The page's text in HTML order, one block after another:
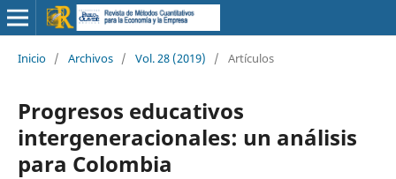
Inicio / Archivos / Vol. 28 (2019) / Artículos
Progresos educativos
intergeneracionales: un análisis
para Colombia